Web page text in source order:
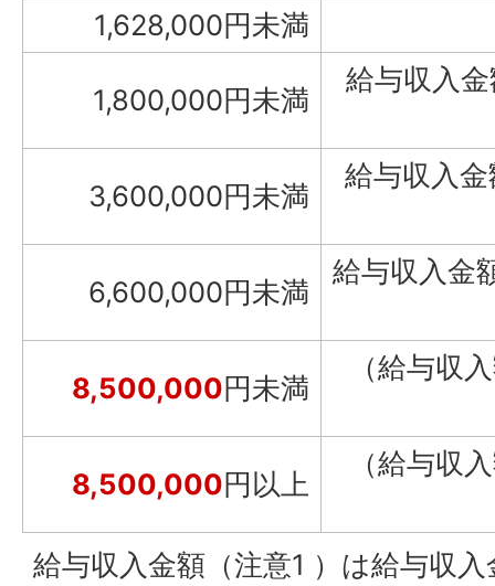
1,628,000円未満
1,800,000円未満
給与収入
3,600,000円未満
給与収入
6,600,000円未満
給与収入金
8,500,000円未満
（給与収
8,500,000円以上
（給与
給与収入金額（注意1 ）は給与収